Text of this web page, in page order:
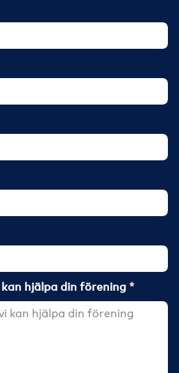
hjälpa din förening